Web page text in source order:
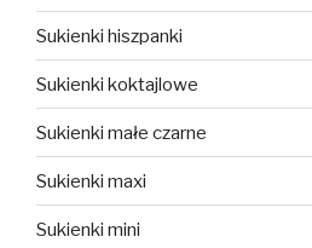
Sukienki hiszpanki
Sukienki koktajlowe
Sukienki małe czarne
Sukienki maxi
Sukienki mini